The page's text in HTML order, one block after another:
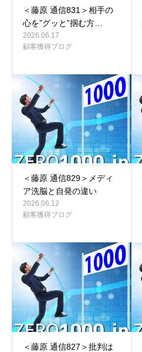
＜藤原 通信831＞相手の
心を”グッと”掴む方…
2026.06.17
顧客獲得ブログ
＜藤原 通信829＞メディ
ア洗脳と自発の違い
2026.06.12
顧客獲得ブログ
＜藤原 通信827＞批判は